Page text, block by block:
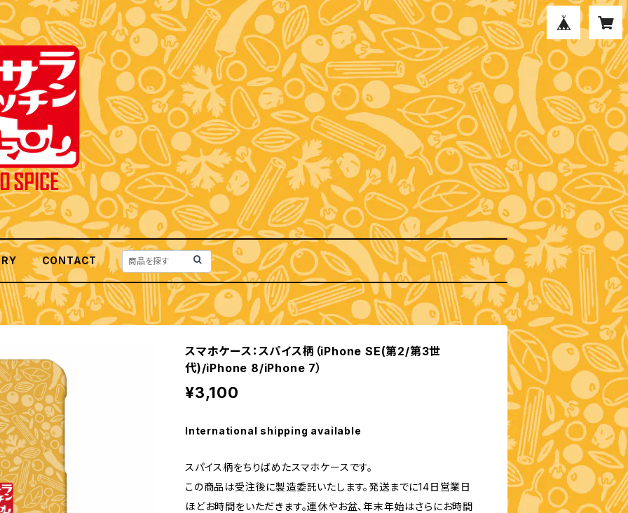
CONTACT
スマホケース：スパイス柄（iPhone SE(第2/第3世
代)/iPhone 8/iPhone 7）
¥3,100
International shipping available
スパイス柄をちりばめたスマホケースです。
この商品は受注後に製造委託いたします。発送までに14日営業日
ほどお時間をいただきます。連休やお盆、年末年始はさらにお時間